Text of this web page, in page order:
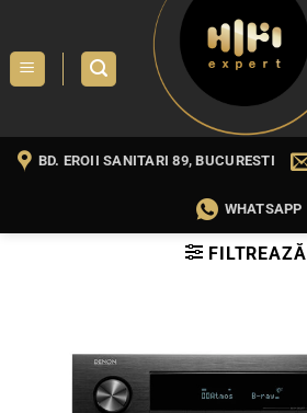
content
BD. EROII SANITARI 89, BUCURESTI
WHATSAPP
FILTREAZĂ